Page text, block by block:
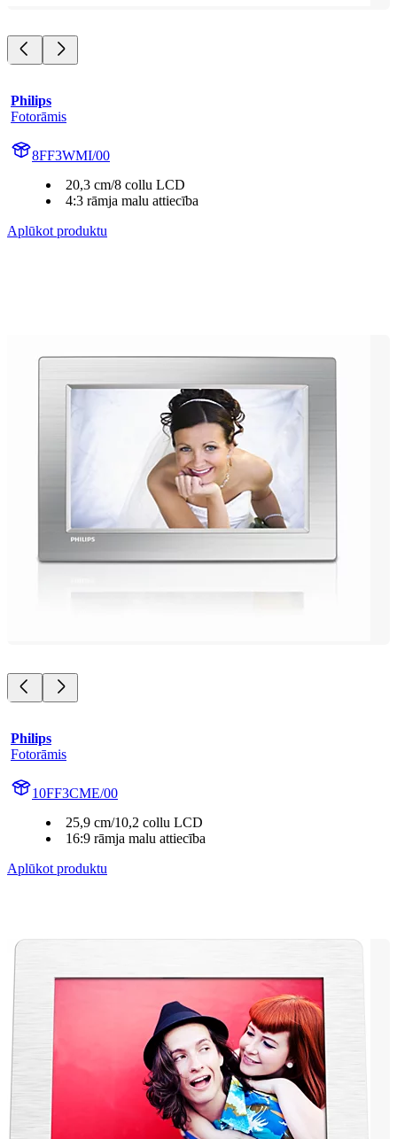
Philips
Fotorāmis
8FF3WMI/00
20,3 cm/8 collu LCD
4:3 rāmja malu attiecība
Aplūkot produktu
Philips
Fotorāmis
10FF3CME/00
25,9 cm/10,2 collu LCD
16:9 rāmja malu attiecība
Aplūkot produktu